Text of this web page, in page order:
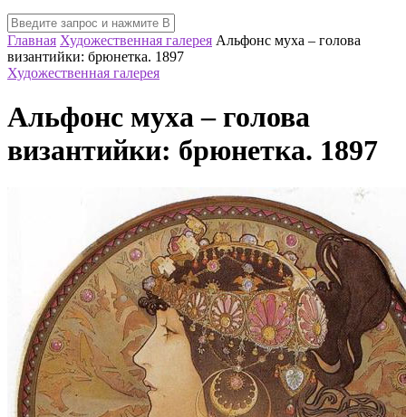
Главная Художественная галерея Альфонс муха – голова
византийки: брюнетка. 1897
Художественная галерея
Альфонс муха – голова
византийки: брюнетка. 1897